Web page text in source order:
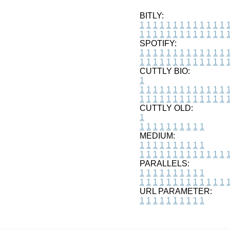
BITLY:
1 1 1 1 1 1 1 1 1 1 1 1 1 1
1 1 1 1 1 1 1 1 1 1 1 1 1 1
SPOTIFY:
1 1 1 1 1 1 1 1 1 1 1 1 1 1
1 1 1 1 1 1 1 1 1 1 1 1 1 1
CUTTLY BIO:
1
1 1 1 1 1 1 1 1 1 1 1 1 1 1
1 1 1 1 1 1 1 1 1 1 1 1 1 1
CUTTLY OLD:
1
1 1 1 1 1 1 1 1 1 1
MEDIUM:
1 1 1 1 1 1 1 1 1 1
1 1 1 1 1 1 1 1 1 1 1 1 1 1
PARALLELS:
1 1 1 1 1 1 1 1 1 1
1 1 1 1 1 1 1 1 1 1 1 1 1 1
URL PARAMETER:
1 1 1 1 1 1 1 1 1 1